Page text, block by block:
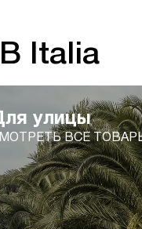
Italia
улицы
ВСЕ